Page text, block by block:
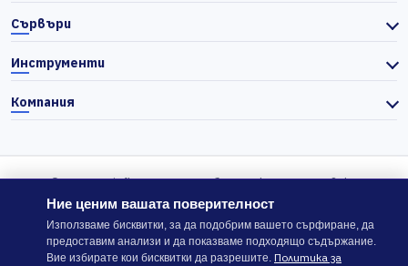
Сървъри
Инструменти
Компания
© 2026 Actiefhost. Съгласно българското търговско
законодателство цените в сайта се показват без ДДС, а ДДС се
изчислява отделно при завършване на поръчката, когато е
приложимо.
Ние ценим вашата поверителност
Използваме бисквитки, за да подобрим вашето сърфиране, да
предоставим анализи и да показваме подходящо съдържание.
Вие избирате кои бисквитки да разрешите. Политика за